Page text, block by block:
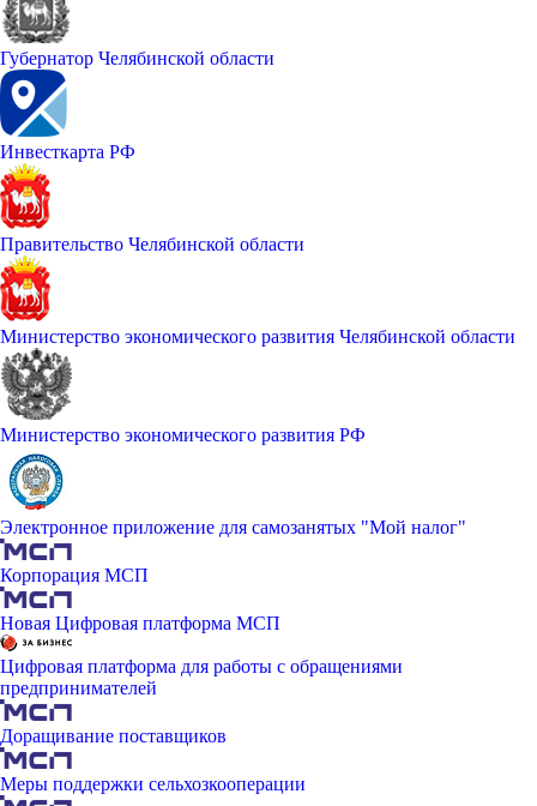
Губернатор Челябинской области
Инвесткарта РФ
Правительство Челябинской области
Министерство экономического развития Челябинской области
Министерство экономического развития РФ
Электронное приложение для самозанятых "Мой налог"
Корпорация МСП
Новая Цифровая платформа МСП
Цифровая платформа для работы с обращениями
предпринимателей
Доращивание поставщиков
Меры поддержки сельхозкооперации